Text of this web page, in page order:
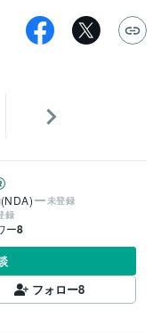
未登録
録
ー8
フォロー8